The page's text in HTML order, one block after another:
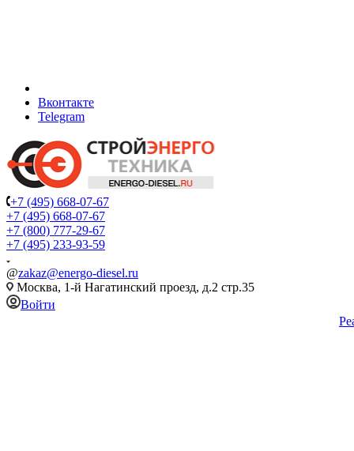
Вконтакте
Telegram
+7 (495) 668-07-67
+7 (495) 668-07-67
+7 (800) 777-29-67
+7 (495) 233-93-59
@zakaz@energo-diesel.ru
Москва, 1-й Нагатинский проезд, д.2 стр.35
Войти